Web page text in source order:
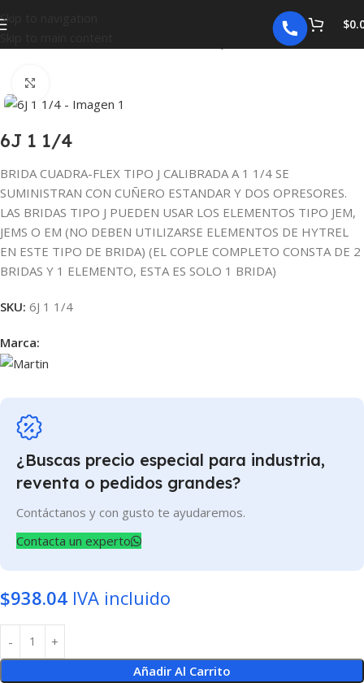
Skip to navigation
$
COPLES Y ELEMENTOS QUADRA-FLEX
6J 1 1/4
BRIDA CUADRA-FLEX TIPO J CALIBRADA A 1 1/4 SE
SUMINISTRAN CON CUÑERO ESTANDAR Y DOS OPRESORES.
LAS BRIDAS TIPO J PUEDEN USAR LOS ELEMENTOS TIPO JEM,
JEMS O EM (NO DEBEN UTILIZARSE ELEMENTOS DE HYTREL
EN ESTE TIPO DE BRIDA) (EL COPLE COMPLETO CONSTA DE 2
BRIDAS Y 1 ELEMENTO, ESTA ES SOLO 1 BRIDA)
SKU: 6J 1 1/4
Marca:
¿Buscas precio especial para industria,
reventa o pedidos grandes?
Contáctanos y con gusto te ayudaremos.
Contacta un experto
$938.04 IVA incluido
Añadir Al Carrito